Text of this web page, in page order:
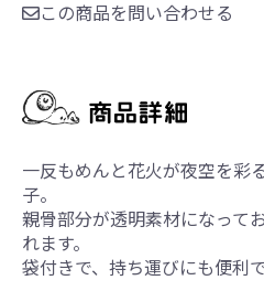
この商品を問い合わせる
一反もめんと花火が夜空を彩
子。
親骨部分が透明素材になって
れます。
袋付きで、持ち運びにも便利で